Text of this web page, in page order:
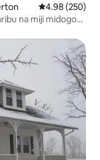
Ukadiriaji wa
4.98 (250)
na miji midogo